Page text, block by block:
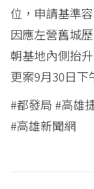
位，申請基準
因應左營舊城
朝基地內側抬
更案9月30日下
#都發局 #高雄
#高雄新聞網